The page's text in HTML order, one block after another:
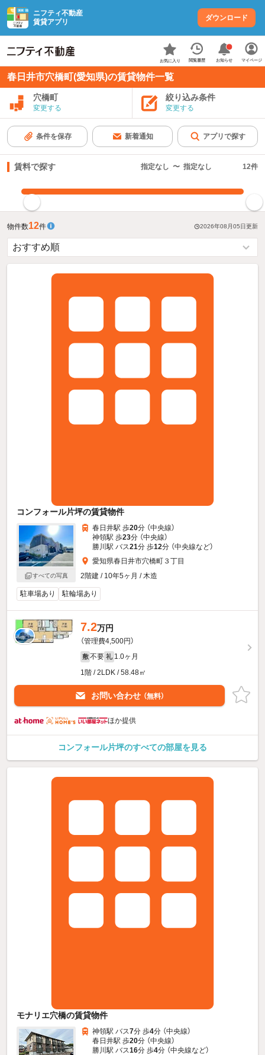
ニフティ不動産
賃貸アプリ
ダウンロード
お気に入り 閲覧履歴 お知らせ マイページ
春日井市穴橋町(愛知県)の賃貸物件一覧
穴橋町
変更する
絞り込み条件
変更する
条件を保存 新着通知 アプリで探す
賃料で探す 指定なし 〜 指定なし 12件
物件数12件 2026年08月05日更新
コンフォール片坪の賃貸物件
すべての写真
春日井駅 歩20分 （中央線）
神領駅 歩23分 （中央線）
勝川駅 バス21分 歩12分 （中央線など）
愛知県春日井市穴橋町３丁目
2階建 / 10年5ヶ月 / 木造
駐車場あり 駐輪場あり
7.2万円
（管理費4,500円）
敷 不要 礼 1.0ヶ月
1階 / 2LDK / 58.48㎡
お問い合わせ （無料）
ほか提供
コンフォール片坪のすべての部屋を見る
モナリエ穴橋の賃貸物件
神領駅 バス7分 歩4分 （中央線）
春日井駅 歩20分 （中央線）
勝川駅 バス16分 歩4分 （中央線など）